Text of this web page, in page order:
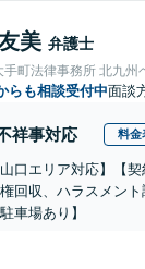
美 弁護士
手町法律事務所 北九州
らも相談受付中面談
祥事対応 料金
山口エリア対応】【
回収、ハラスメン
車場あり】